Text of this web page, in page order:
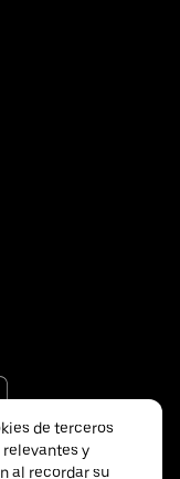
de terceros
y
al recordar su